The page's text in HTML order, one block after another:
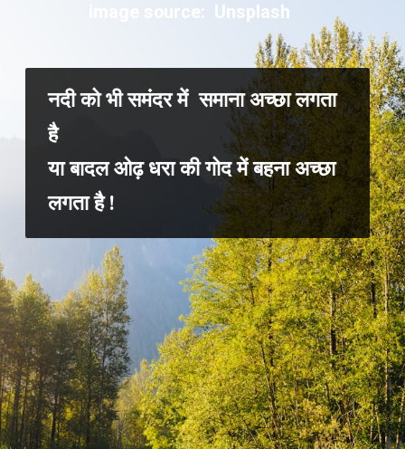
नदी को भी समंदर में समाना अच्छा लगता
है
या बादल ओढ़ धरा की गोद में बहना अच्छा
लगता है !
image source: Unsplash